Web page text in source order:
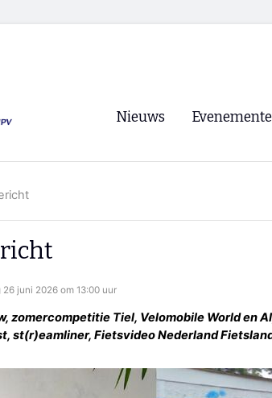
Nieuws
WK
juni 2026 om 13:00 uur
zomercompetitie Tiel, Velomobile World en
st(r)eamliner, Fietsvideo Nederland